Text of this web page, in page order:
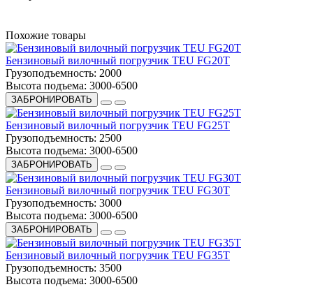
Похожие товары
Бензиновый вилочный погрузчик TEU FG20T
Грузоподъемность: 2000
Высота подъема: 3000-6500
ЗАБРОНИРОВАТЬ
Бензиновый вилочный погрузчик TEU FG25T
Грузоподъемность: 2500
Высота подъема: 3000-6500
ЗАБРОНИРОВАТЬ
Бензиновый вилочный погрузчик TEU FG30T
Грузоподъемность: 3000
Высота подъема: 3000-6500
ЗАБРОНИРОВАТЬ
Бензиновый вилочный погрузчик TEU FG35T
Грузоподъемность: 3500
Высота подъема: 3000-6500